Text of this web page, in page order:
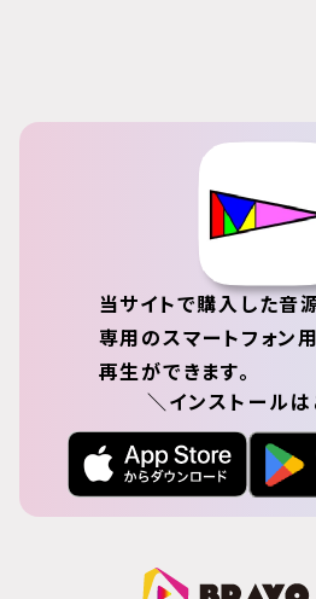
当サイトで購入した音
専用のスマートフォン
再生ができます。
＼インストール